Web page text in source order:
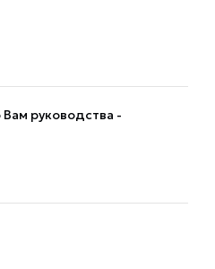
руководства -